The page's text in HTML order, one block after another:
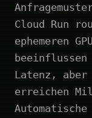
Cloud Run
ephemeren
Latenz, aber
erreichen